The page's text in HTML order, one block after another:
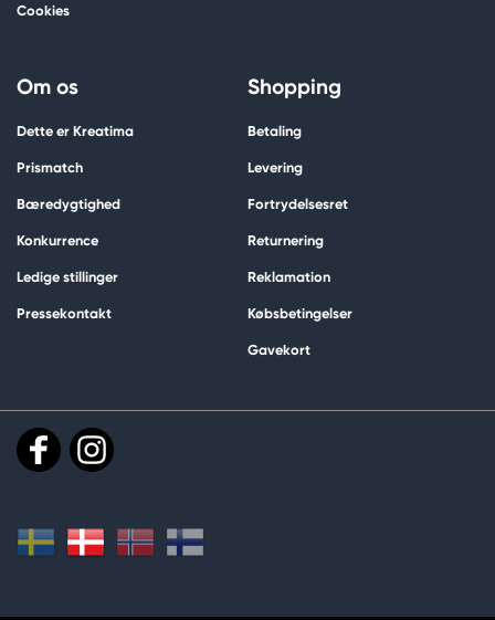
Cookies
Om os
Dette er Kreatima
Prismatch
Bæredygtighed
Konkurrence
Ledige stillinger
Pressekontakt
Shopping
Betaling
Levering
Fortrydelsesret
Returnering
Reklamation
Købsbetingelser
Gavekort